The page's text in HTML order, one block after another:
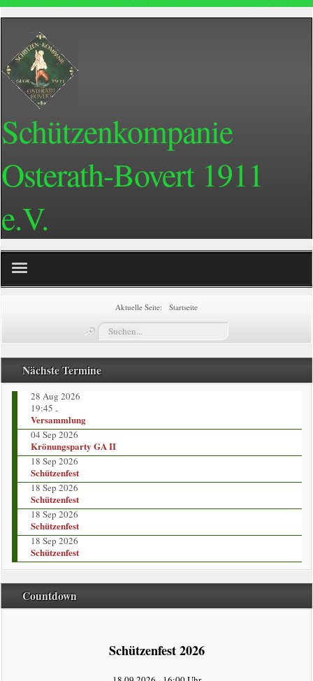
Schützenkompanie
Osterath-Bovert 1911
e.V.
Züge
Vorstand
Kompaniekönige
Regimentskönige
Jungschützenkönige
Bildergalerie
News
Impressum
Aktuelle Seite: Startseite
Suchen...
Nächste Termine
28 Aug 2026
19:45 -
Versammlung
04 Sep 2026
Krönungsparty GA II
18 Sep 2026
Schützenfest
18 Sep 2026
Schützenfest
18 Sep 2026
Schützenfest
18 Sep 2026
Schützenfest
Countdown
Schützenfest 2026